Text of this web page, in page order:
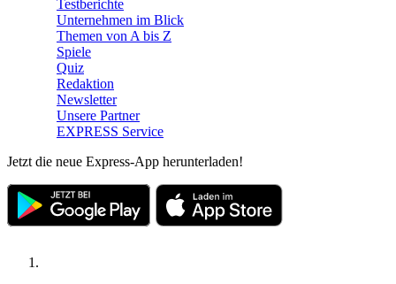
Testberichte
Unternehmen im Blick
Themen von A bis Z
Spiele
Quiz
Redaktion
Newsletter
Unsere Partner
EXPRESS Service
Jetzt die neue Express-App herunterladen!